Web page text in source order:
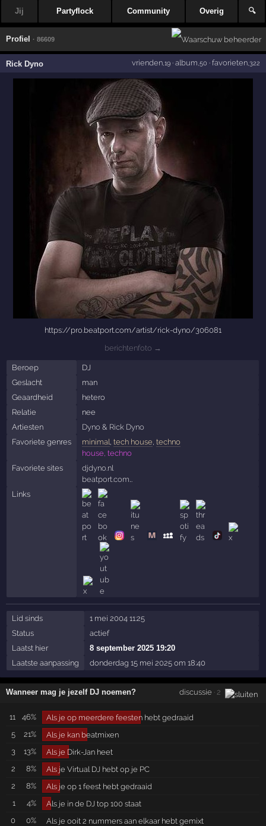
Jij Partyflock Community Overig 🔍
Profiel · 86609
Rick Dyno vrienden,19· album ,50 · favorieten,322
https://pro.beatport.com/artist/rick-dyno/306081
berichtenfoto →
Beroep
DJ
Geslacht
man
Geaardheid
hetero
Relatie
nee
Artiesten
Dyno& Rick Dyno
Favoriete genres
minimal tech house techno
house, techno
Favoriete sites
djdyno.nl
beatport.com…
Links
Lid sinds
1 mei 2004 11:25
Status
actief
Laatst hier
8 september 2025 19:20
Laatste aanpassing
donderdag 15 mei 2025 om 18:40
Wanneer mag je jezelf DJ noemen? discussie · 2
11 46%
Als je op meerdere feesten hebt gedraaid
5
21%
Als je kan beatmixen
3
13%
Als je Dirk-Jan heet
2
8%
Als je Virtual DJ hebt op je PC
2
8%
Als je op 1 feest hebt gedraaid
1
4%
Als je in de DJ top 100 staat
0
0% Als je ooit 2 nummers aan elkaar hebt gemixt